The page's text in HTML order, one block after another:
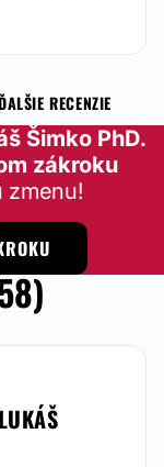
RECENZIE
Šimko PhD.
zákroku
zmenu!